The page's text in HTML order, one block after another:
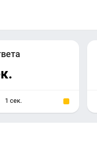
1 сек.